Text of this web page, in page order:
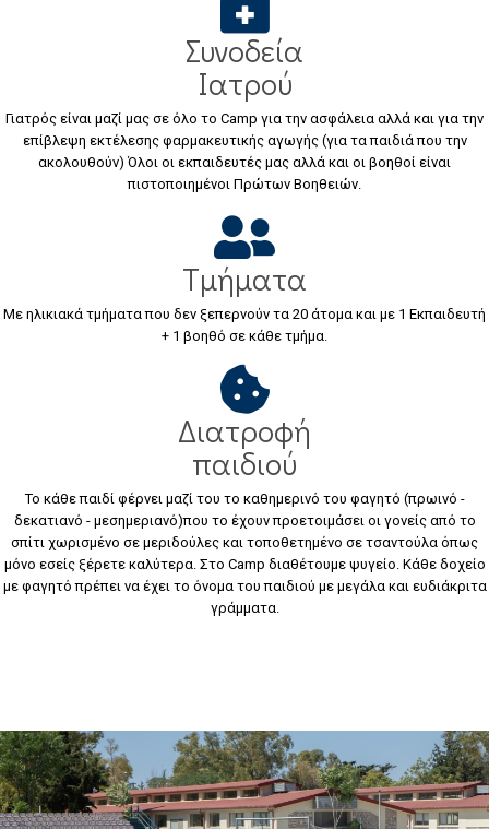
Συνοδεία
Ιατρού
Γιατρός είναι μαζί μας σε όλο το Camp για την ασφάλεια αλλά και για την
επίβλεψη εκτέλεσης φαρμακευτικής αγωγής (για τα παιδιά που την
ακολουθούν) Όλοι οι εκπαιδευτές μας αλλά και οι βοηθοί είναι
πιστοποιημένοι Πρώτων Βοηθειών.
Τμήματα
Με ηλικιακά τμήματα που δεν ξεπερνούν τα 20 άτομα και με 1 Εκπαιδευτή
+ 1 βοηθό σε κάθε τμήμα.
Διατροφή
παιδιού
Το κάθε παιδί φέρνει μαζί του το καθημερινό του φαγητό (πρωινό -
δεκατιανό - μεσημεριανό)που το έχουν προετοιμάσει οι γονείς από το
σπίτι χωρισμένο σε μεριδούλες και τοποθετημένο σε τσαντούλα όπως
μόνο εσείς ξέρετε καλύτερα. Στο Camp διαθέτουμε ψυγείο. Κάθε δοχείο
με φαγητό πρέπει να έχει το όνομα του παιδιού με μεγάλα και ευδιάκριτα
γράμματα.